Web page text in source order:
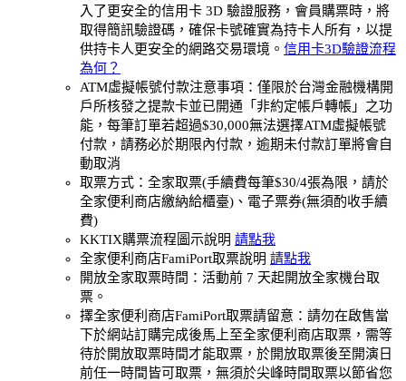
入了更安全的信用卡 3D 驗證服務，會員購票時，將
取得簡訊驗證碼，確保卡號確實為持卡人所有，以提
供持卡人更安全的網路交易環境。 信用卡3D驗證流程
為何？
ATM虛擬帳號付款注意事項：僅限於台灣金融機構開
戶所核發之提款卡並已開通「非約定帳戶轉帳」之功
能，每筆訂單若超過$30,000無法選擇ATM虛擬帳號
付款，請務必於期限內付款，逾期未付款訂單將會自
動取消
取票方式：全家取票(手續費每筆$30/4張為限，請於
全家便利商店繳納給櫃臺)、電子票券(無須酌收手續
費)
KKTIX購票流程圖示說明 請點我
全家便利商店FamiPort取票說明 請點我
開放全家取票時間：活動前 7 天起開放全家機台取
票。
擇全家便利商店FamiPort取票請留意：請勿在啟售當
下於網站訂購完成後馬上至全家便利商店取票，需等
待於開放取票時間才能取票，於開放取票後至開演日
前任一時間皆可取票，無須於尖峰時間取票以節省您